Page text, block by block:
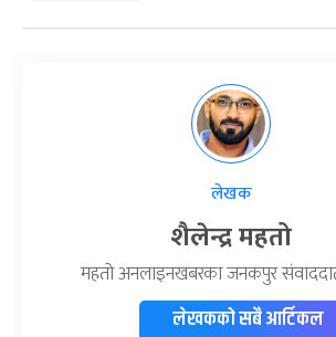
लेखक
शैलेन्द्र महतो
महतो अनलाइनखबरका जनकपुर
लेखकको सबै आर्टिकल